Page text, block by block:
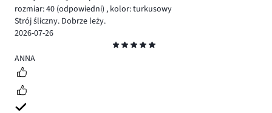
rozmiar: 40 (odpowiedni) , kolor: turkusowy
Strój śliczny. Dobrze leży.
2026-07-26
5
ANNA